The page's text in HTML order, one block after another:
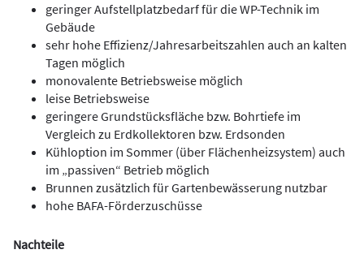
geringer Aufstellplatzbedarf für die WP-Technik im
Gebäude
sehr hohe Effizienz/Jahresarbeitszahlen auch an kalten
Tagen möglich
monovalente Betriebsweise möglich
leise Betriebsweise
geringere Grundstücksfläche bzw. Bohrtiefe im
Vergleich zu Erdkollektoren bzw. Erdsonden
Kühloption im Sommer (über Flächenheizsystem) auch
im „passiven“ Betrieb möglich
Brunnen zusätzlich für Gartenbewässerung nutzbar
hohe BAFA-Förderzuschüsse
Nachteile